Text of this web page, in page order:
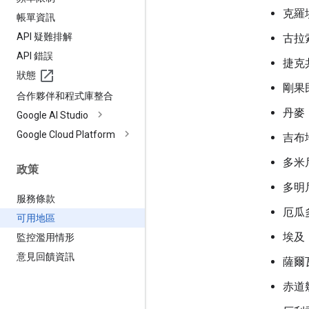
帳單資訊
API 疑難排解
API 錯誤
狀態
合作夥伴和程式庫整合
Google AI Studio
Google Cloud Platform
政策
服務條款
可用地區
監控濫用情形
意見回饋資訊
克羅
古拉
捷克
剛果
丹麥
吉布
多米
多明
厄瓜
埃及
薩爾
赤道